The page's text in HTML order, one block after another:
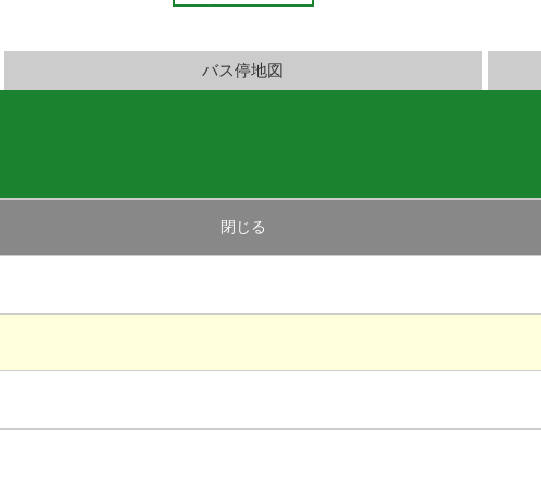
バス停地図
閉じる